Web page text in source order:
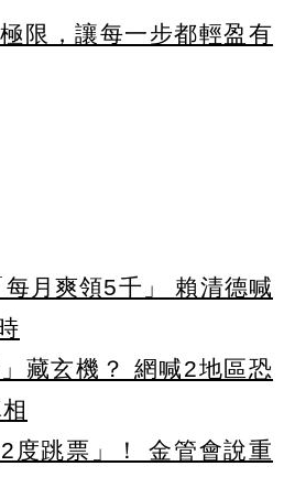
限，讓每一步都輕盈有
月爽領5千」 賴清德喊
藏玄機？ 網喊2地區恐
度跳票」！ 金管會說重